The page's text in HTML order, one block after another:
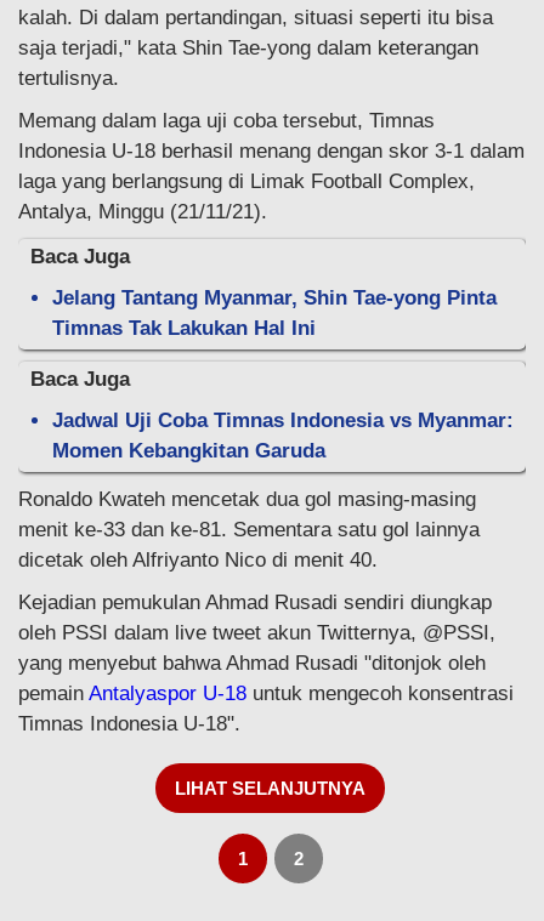
kalah. Di dalam pertandingan, situasi seperti itu bisa
saja terjadi," kata Shin Tae-yong dalam keterangan
tertulisnya.
Memang dalam laga uji coba tersebut, Timnas
Indonesia U-18 berhasil menang dengan skor 3-1 dalam
laga yang berlangsung di Limak Football Complex,
Antalya, Minggu (21/11/21).
Baca Juga
Jelang Tantang Myanmar, Shin Tae-yong Pinta
Timnas Tak Lakukan Hal Ini
Baca Juga
Jadwal Uji Coba Timnas Indonesia vs Myanmar:
Momen Kebangkitan Garuda
Ronaldo Kwateh mencetak dua gol masing-masing
menit ke-33 dan ke-81. Sementara satu gol lainnya
dicetak oleh Alfriyanto Nico di menit 40.
Kejadian pemukulan Ahmad Rusadi sendiri diungkap
oleh PSSI dalam live tweet akun Twitternya, @PSSI,
yang menyebut bahwa Ahmad Rusadi "ditonjok oleh
pemain Antalyaspor U-18 untuk mengecoh konsentrasi
Timnas Indonesia U-18".
LIHAT SELANJUTNYA
1 2